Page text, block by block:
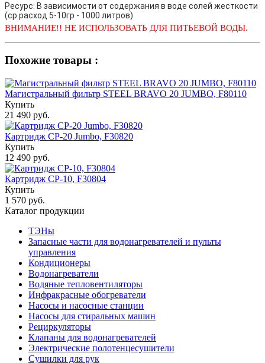
Ресурс: В зависимости от содержания в воде солей жесткости
(ср.расход 5-10гр - 1000 литров)
ВНИМАНИЕ!! НЕ ИСПОЛЬЗОВАТЬ ДЛЯ ПИТЬЕВОЙ ВОДЫ.
Похожие товары :
Магистральный фильтр STEEL BRAVO 20 JUMBO, F80110
Купить
21 490 руб.
Картридж CP-20 Jumbo, F30820
Купить
12 490 руб.
Картридж СP-10, F30804
Купить
1 570 руб.
Каталог продукции
ТЭНы
Запасные части для водонагревателей и пульты
управления
Кондиционеры
Водонагреватели
Водяные тепловентиляторы
Инфракрасные обогреватели
Насосы и насосные станции
Насосы для стиральных машин
Рециркуляторы
Клапаны для водонагревателей
Электрические полотенцесушители
Сушилки для рук